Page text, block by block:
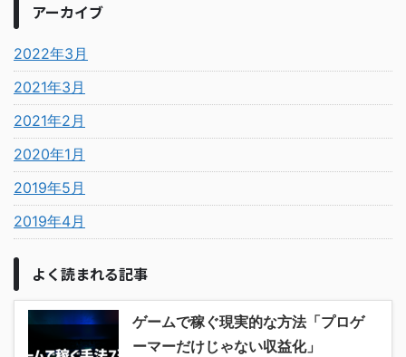
アーカイブ
2022年3月
2021年3月
2021年2月
2020年1月
2019年5月
2019年4月
よく読まれる記事
ゲームで稼ぐ現実的な方法「プロゲ
ーマーだけじゃない収益化」